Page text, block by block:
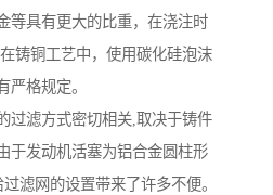
等具有更大的比重，在浇注时
铸铜工艺中，使用碳化硅泡沫
严格规定。
过滤方式密切相关,取决于铸件
于发动机活塞为铝合金圆柱形
滤网的设置带来了许多不便。